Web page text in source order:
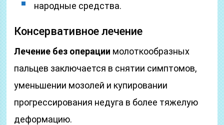
народные средства.
Консервативное лечение
Лечение без операции молоткообразных
пальцев заключается в снятии симптомов,
уменьшении мозолей и купировании
прогрессирования недуга в более тяжелую
деформацию.